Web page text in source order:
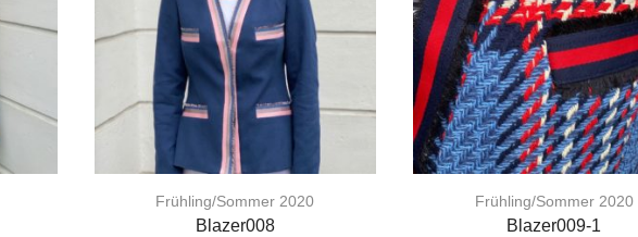
Frühling/Sommer 2020
Blazer008
Frühling/Sommer 2020
Blazer009-1